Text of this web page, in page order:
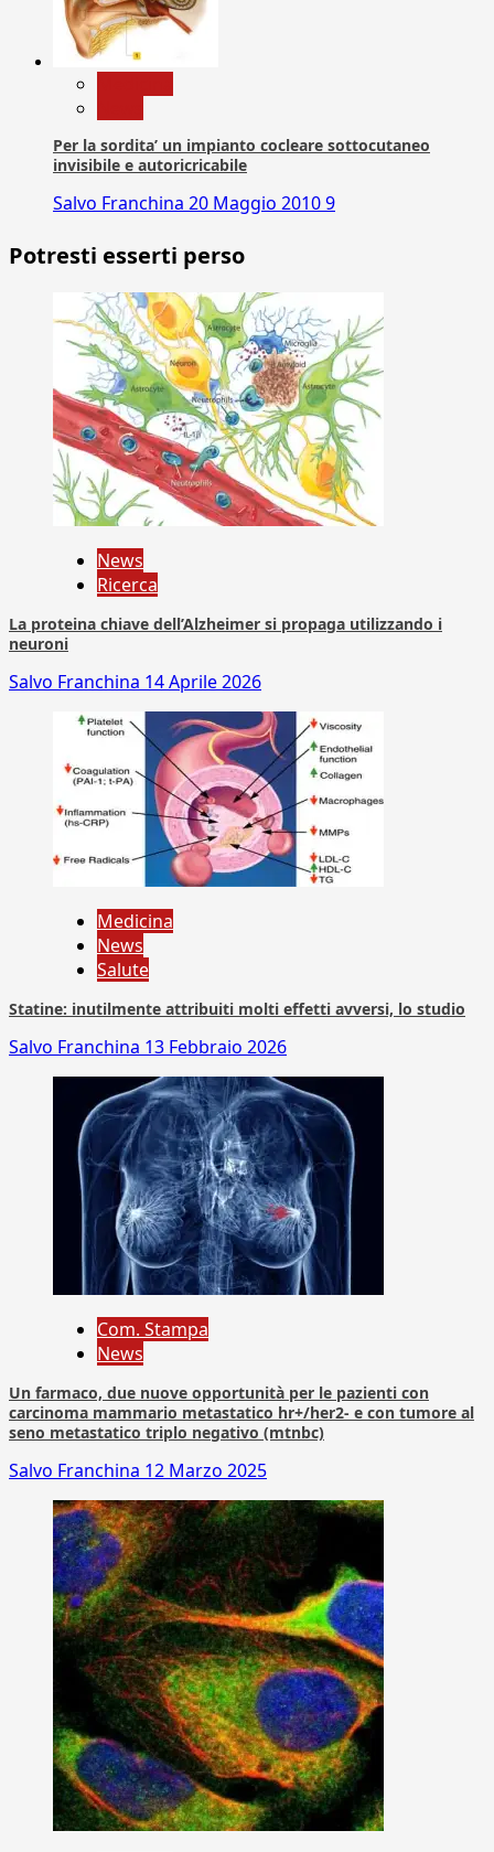
Per la sordita’ un impianto cocleare sottocutaneo
invisibile e autoricricabile
Salvo Franchina 20 Maggio 20109
Potresti esserti perso
News
Ricerca
La proteina chiave dell’Alzheimer si propaga utilizzando i
neuroni
Salvo Franchina 14 Aprile 2026
Medicina
News
Salute
Statine: inutilmente attribuiti molti effetti avversi, lo studio
Salvo Franchina 13 Febbraio 2026
Com. Stampa
News
Un farmaco, due nuove opportunità per le pazienti con
carcinoma mammario metastatico hr+/her2- e con tumore al
seno metastatico triplo negativo (mtnbc)
Salvo Franchina 12 Marzo 2025